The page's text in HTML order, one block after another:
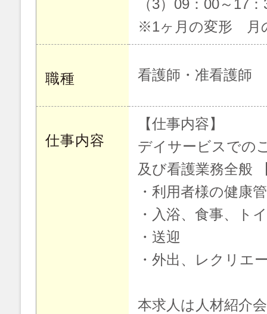
（3）09：00～17
※1ヶ月の変形 月
職種 看護師・准看護師
仕事内容
【仕事内容】
デイサービスでの
及び看護業務全般
・利用者様の健康
・入浴、食事、ト
・送迎
・外出、レクリエ
本求人は人材紹介